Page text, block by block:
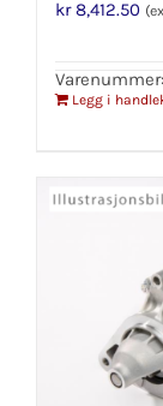
kr8,412.50
Legg i